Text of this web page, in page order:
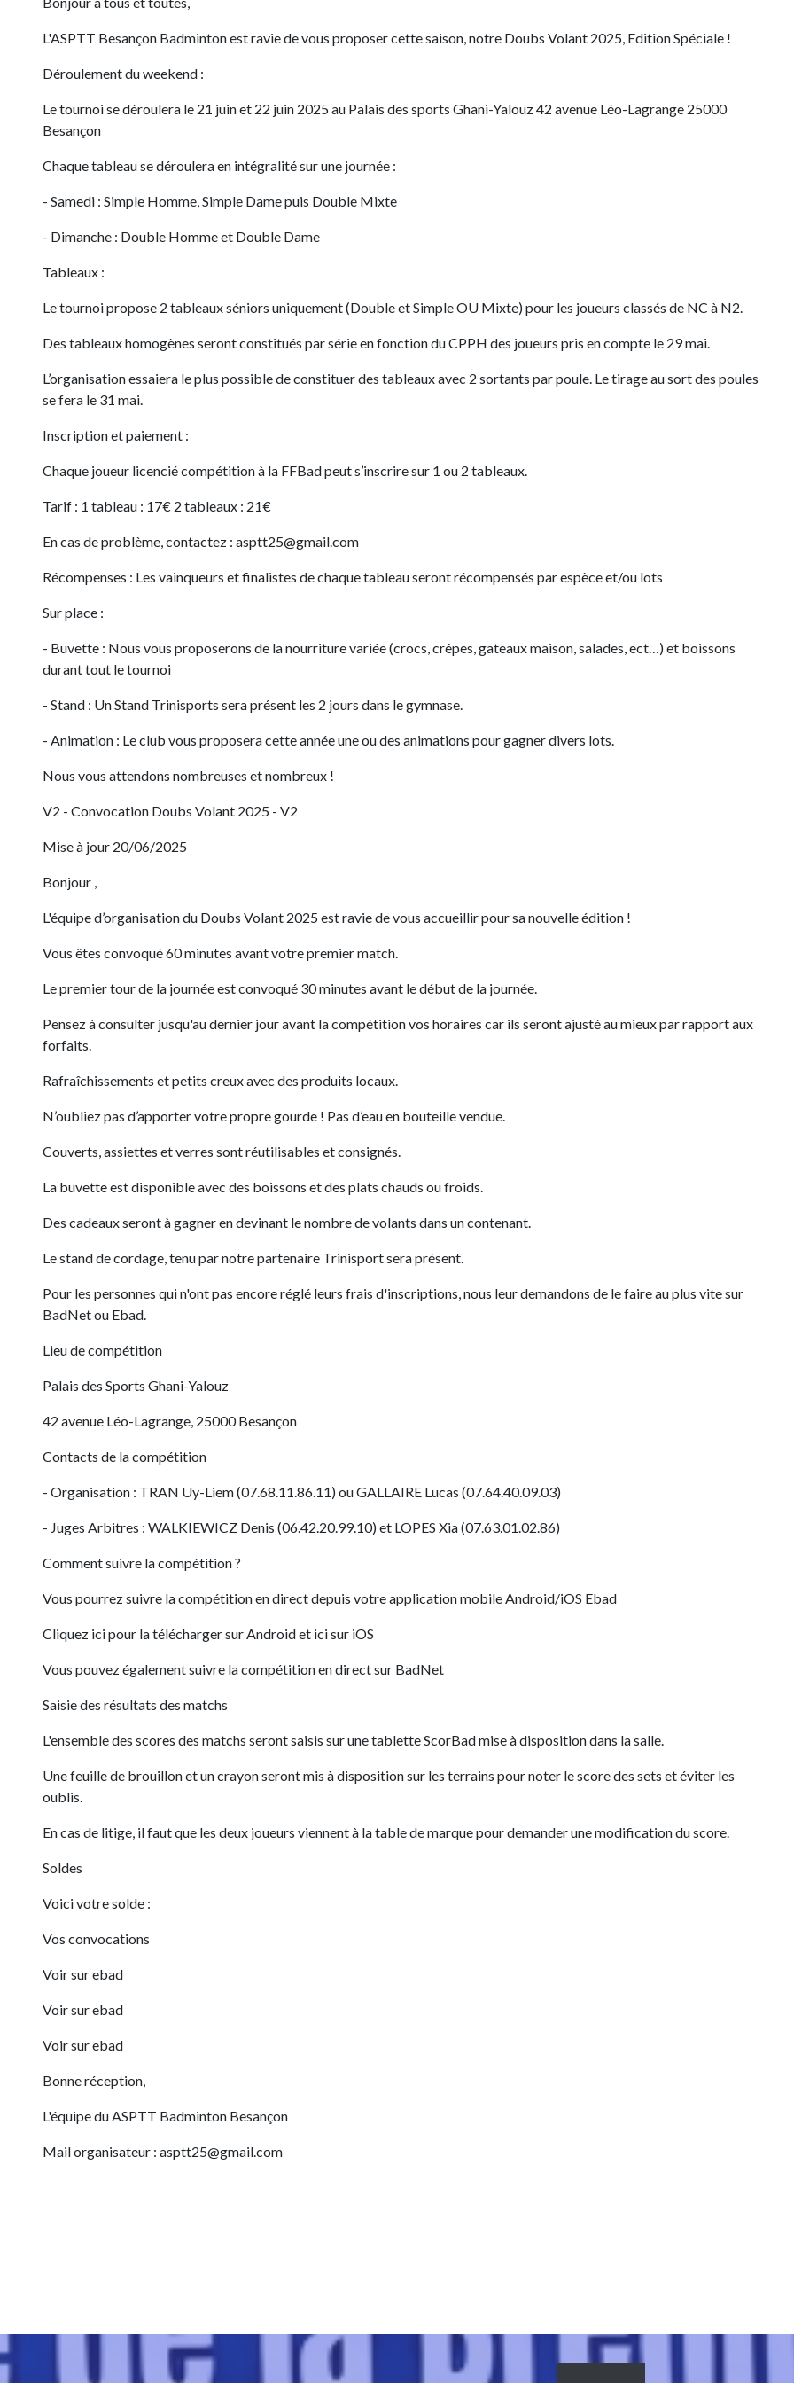
L'ASPTT Besançon Badminton est ravie de vous proposer cette saison, notre Doubs Volant 2025, Edition Spéciale !
Déroulement du weekend :
Le tournoi se déroulera le 21 juin et 22 juin 2025 au Palais des sports Ghani-Yalouz 42 avenue Léo-Lagrange 25000
Besançon
Chaque tableau se déroulera en intégralité sur une journée :
- Samedi : Simple Homme, Simple Dame puis Double Mixte
- Dimanche : Double Homme et Double Dame
Tableaux :
Le tournoi propose 2 tableaux séniors uniquement (Double et Simple OU Mixte) pour les joueurs classés de NC à N2.
Des tableaux homogènes seront constitués par série en fonction du CPPH des joueurs pris en compte le 29 mai.
L’organisation essaiera le plus possible de constituer des tableaux avec 2 sortants par poule. Le tirage au sort des poules
se fera le 31 mai.
Inscription et paiement :
Chaque joueur licencié compétition à la FFBad peut s’inscrire sur 1 ou 2 tableaux.
Tarif : 1 tableau : 17€ 2 tableaux : 21€
En cas de problème, contactez : asptt25@gmail.com
Récompenses : Les vainqueurs et finalistes de chaque tableau seront récompensés par espèce et/ou lots
Sur place :
- Buvette : Nous vous proposerons de la nourriture variée (crocs, crêpes, gateaux maison, salades, ect…) et boissons
durant tout le tournoi
- Stand : Un Stand Trinisports sera présent les 2 jours dans le gymnase.
- Animation : Le club vous proposera cette année une ou des animations pour gagner divers lots.
Nous vous attendons nombreuses et nombreux !
V2 - Convocation Doubs Volant 2025 - V2
Mise à jour 20/06/2025
Bonjour ,
L'équipe d’organisation du Doubs Volant 2025 est ravie de vous accueillir pour sa nouvelle édition !
Vous êtes convoqué 60 minutes avant votre premier match.
Le premier tour de la journée est convoqué 30 minutes avant le début de la journée.
Pensez à consulter jusqu'au dernier jour avant la compétition vos horaires car ils seront ajusté au mieux par rapport aux
forfaits.
Rafraîchissements et petits creux avec des produits locaux.
N’oubliez pas d’apporter votre propre gourde ! Pas d’eau en bouteille vendue.
Couverts, assiettes et verres sont réutilisables et consignés.
La buvette est disponible avec des boissons et des plats chauds ou froids.
Des cadeaux seront à gagner en devinant le nombre de volants dans un contenant.
Le stand de cordage, tenu par notre partenaire Trinisport sera présent.
Pour les personnes qui n'ont pas encore réglé leurs frais d'inscriptions, nous leur demandons de le faire au plus vite sur
BadNet ou Ebad.
Lieu de compétition
Palais des Sports Ghani-Yalouz
42 avenue Léo-Lagrange, 25000 Besançon
Contacts de la compétition
- Organisation : TRAN Uy-Liem (07.68.11.86.11) ou GALLAIRE Lucas (07.64.40.09.03)
- Juges Arbitres : WALKIEWICZ Denis (06.42.20.99.10) et LOPES Xia (07.63.01.02.86)
Comment suivre la compétition ?
Vous pourrez suivre la compétition en direct depuis votre application mobile Android/iOS Ebad
Cliquez ici pour la télécharger sur Android et ici sur iOS
Vous pouvez également suivre la compétition en direct sur BadNet
Saisie des résultats des matchs
L'ensemble des scores des matchs seront saisis sur une tablette ScorBad mise à disposition dans la salle.
Une feuille de brouillon et un crayon seront mis à disposition sur les terrains pour noter le score des sets et éviter les
oublis.
En cas de litige, il faut que les deux joueurs viennent à la table de marque pour demander une modification du score.
Soldes
Voici votre solde :
Vos convocations
Voir sur ebad
Voir sur ebad
Voir sur ebad
Bonne réception,
L'équipe du ASPTT Badminton Besançon
Mail organisateur : asptt25@gmail.com